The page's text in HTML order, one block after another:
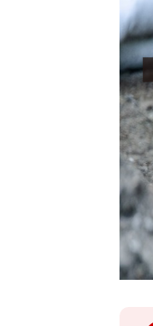
タ
ム
検
索